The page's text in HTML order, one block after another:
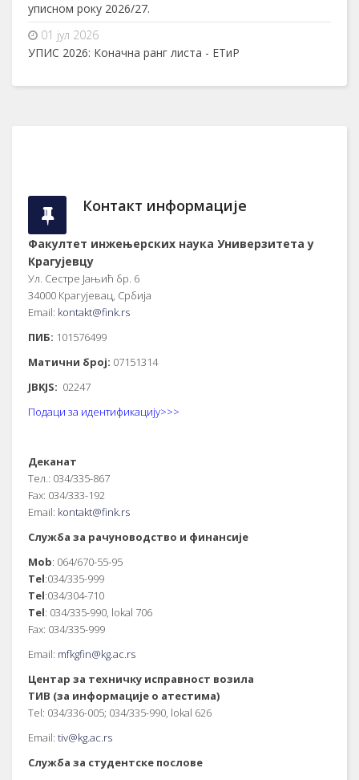
уписном року 2026/27.
01 јул 2026
УПИС 2026: Коначна ранг листа - ЕТиР
Контакт информације
Факултет инжењерских наука Универзитета у
Крагујевцу
Ул. Сестре Јањић бр. 6
34000 Крагујевац, Србија
Email: kontakt@fink.rs
ПИБ: 101576499
Матични број: 07151314
JBKJS: 02247
Подаци за идентификацију>>>
Деканат
Тел.: 034/335-867
Fax: 034/333-192
Email: kontakt@fink.rs
Служба за рачуноводство и финансије
Mob: 064/670-55-95
Tel:034/335-999
Tel:034/304-710
Tel: 034/335-990, lokal 706
Fax: 034/335-999
Email: mfkgfin@kg.ac.rs
Центар за техничку исправност возила
ТИВ (за информације о атестима)
Tel: 034/336-005; 034/335-990, lokal 626
Email: tiv@kg.ac.rs
Служба за студентске послове